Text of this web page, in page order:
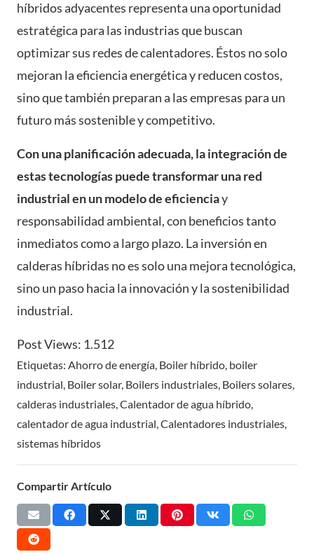
híbridos adyacentes representa una oportunidad
estratégica para las industrias que buscan
optimizar sus redes de calentadores. Éstos no solo
mejoran la eficiencia energética y reducen costos,
sino que también preparan a las empresas para un
futuro más sostenible y competitivo.
Con una planificación adecuada, la integración de
estas tecnologías puede transformar una red
industrial en un modelo de eficienciay
responsabilidad ambiental, con beneficios tanto
inmediatos como a largo plazo. La inversión en
calderas híbridas no es solo una mejora tecnológica,
sino un paso hacia la innovación y la sostenibilidad
industrial.
Post Views: 1.512
Etiquetas: Ahorro de energía Boiler híbrido boiler
industrial Boiler solar, Boilers industriales Boilers solares
calderas industriales Calentador de agua híbrido
calentador de agua industrial Calentadores industriales
sistemas híbridos
Compartir Artículo